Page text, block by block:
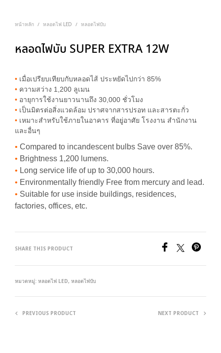
หน้าหลัก / หลอดไฟ LED / หลอดไฟบับ
หลอดไฟบับ SUPER EXTRA 12W
• เมื่อเปรียบเทียบกับหลอดไส้ ประหยัดไปกว่า 85%
• ความสว่าง 1,200 ลูเมน
• อายุการใช้งานยาวนานถึง 30,000 ชั่วโมง
• เป็นมิตรต่อสิ่งแวดล้อม ปราศจากสารปรอท และสารตะกั่ว
• เหมาะสำหรับใช้ภายในอาคาร ที่อยู่อาศัย โรงงาน สำนักงาน
และอื่นๆ
• Compared to incandescent bulbs Save over 85%.
• Brightness 1,200 lumens.
• Long service life of up to 30,000 hours.
• Environmentally friendly Free from mercury and lead.
• Suitable for use inside buildings, residences,
factories, offices, etc.
SHARE THIS PRODUCT
หมวดหมู่: หลอดไฟ LED, หลอดไฟบับ
PREVIOUS PRODUCT NEXT PRODUCT